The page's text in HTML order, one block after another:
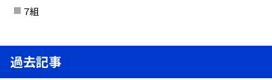
７組
過去記事